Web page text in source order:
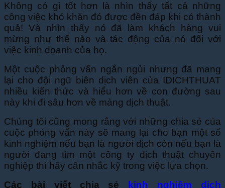
Không có gì tốt hơn là nhìn thấy tất cả những
công việc khó khăn đó được đền đáp khi có thành
quả! Và nhìn thấy nó đã làm khách hàng vui
mừng như thế nào và tác động của nó đối với
việc kinh doanh của họ.
Một cuộc phỏng vấn ngắn ngủi nhưng đã mang
lại cho đội ngũ biên dịch viên của IDICHTHUAT
nhiều kiến thức và hiểu hơn về con đường sau
này khi đi sâu hơn về mảng dịch thuật.
Chúng tôi cũng mong rằng với những chia sẻ của
cuộc phỏng vấn này sẽ mang lại cho bạn một số
kinh nghiệm nếu bạn là người dịch còn nếu bạn là
người đang tìm một công ty dịch thuật chuyên
nghiệp thì hãy cân nhắc kỹ trong việc lựa chọn.
Các bài viết chia sẻ
kinh nghiệm dịch